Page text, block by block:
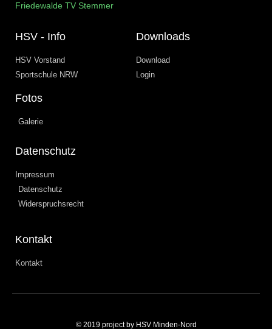
Friedewalde TV Stemmer
HSV - Info
HSV Vorstand
Sportschule NRW
Fotos
Galerie
Downloads
Download
Login
Datenschutz
Impressum
Datenschutz
Widerspruchsrecht
Kontakt
Kontakt
© 2019 project by HSV Minden-Nord